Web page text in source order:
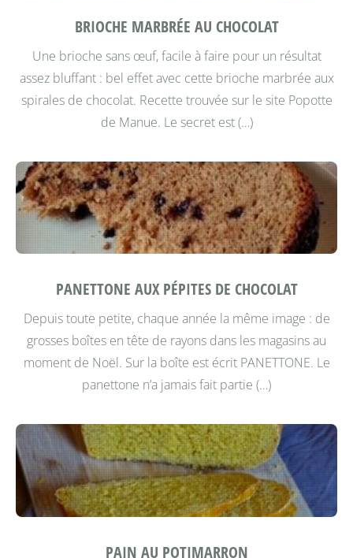
BRIOCHE MARBRÉE AU CHOCOLAT
Une brioche sans œuf, facile à faire pour un résultat
assez bluffant : bel effet avec cette brioche marbrée aux
spirales de chocolat. Recette trouvée sur le site Popotte
de Manue. Le secret est (…)
PANETTONE AUX PÉPITES DE CHOCOLAT
Depuis toute petite, chaque année la même image : de
grosses boîtes en tête de rayons dans les magasins au
moment de Noël. Sur la boîte est écrit PANETTONE. Le
panettone n’a jamais fait partie (…)
PAIN AU POTIMARRON